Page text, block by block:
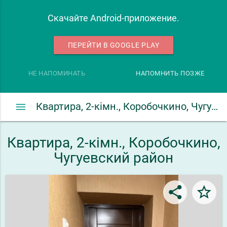
Скачайте Android-приложение.
ПЕРЕЙТИ В GOOGLE PLAY
НЕ НАПОМИНАТЬ НАПОМНИТЬ ПОЗЖЕ
Квартира, 2-кімн., Коробочкино, Чугуевский район
menu
Квартира, 2-кімн., Коробочкино,
Чугуевский район
share star_border